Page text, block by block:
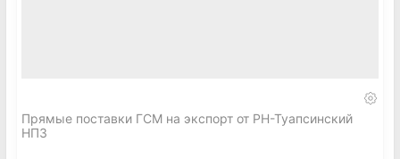
Прямые поставки ГСМ на экспорт от РН-Туапсинский
НПЗ